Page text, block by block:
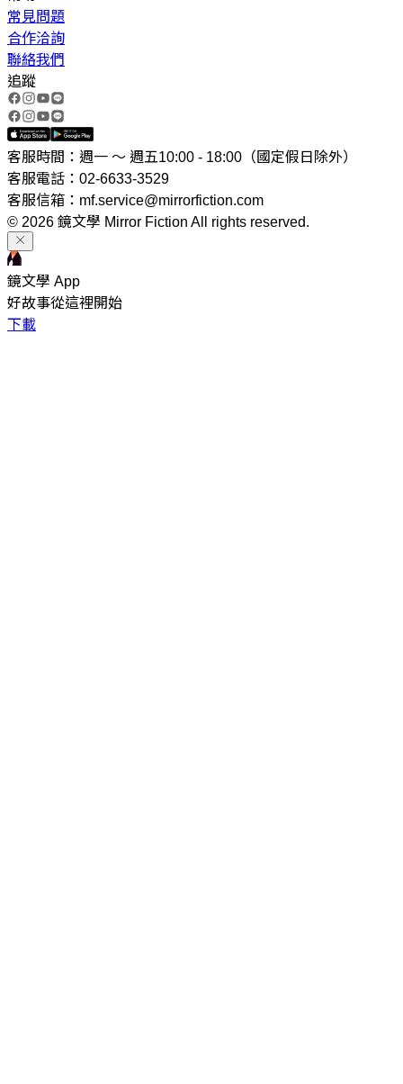
常見問題
合作洽詢
聯絡我們
追蹤
客服時間：週一 ～ 週五10:00 - 18:00（國定假日除外）
客服電話：02-6633-3529
客服信箱：mf.service@mirrorfiction.com
© 2026 鏡文學 Mirror Fiction All rights reserved.
鏡文學 App
好故事從這裡開始
下載